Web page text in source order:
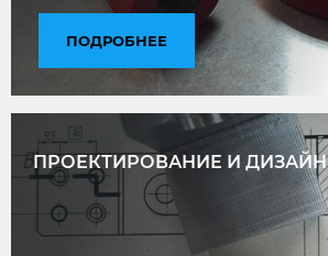
ПОДРОБНЕЕ
ПРОЕКТИРОВАНИЕ И ДИЗАЙН